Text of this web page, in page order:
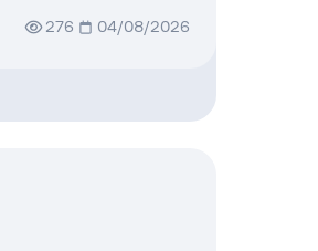
276 04/08/2026